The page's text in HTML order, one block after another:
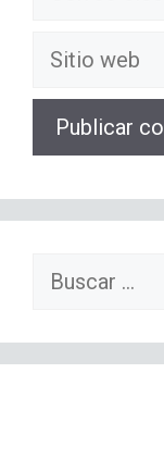
Sitio
Buscar: